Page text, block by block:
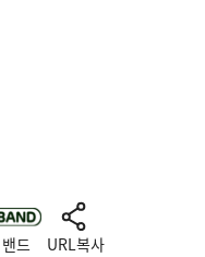
밴드 URL복사